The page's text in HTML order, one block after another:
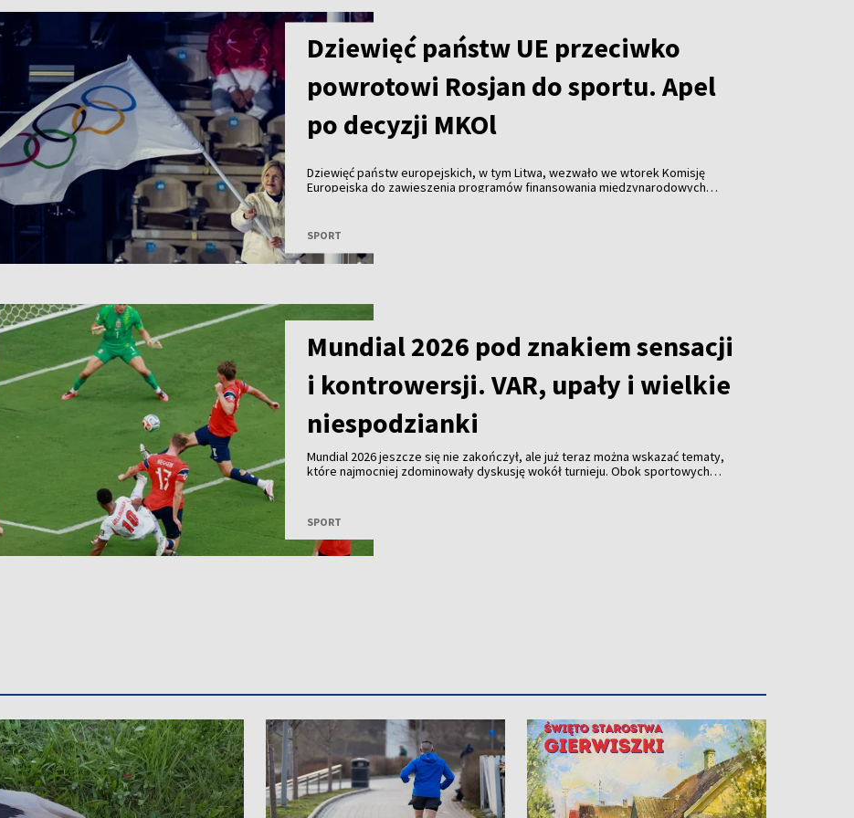
Dziewięć państw UE przeciwko
powrotowi Rosjan do sportu. Apel
po decyzji MKOl
Dziewięć państw europejskich, w tym Litwa, wezwało we wtorek Komisję
Europejską do zawieszenia programów finansowania międzynarodowych
SPORT
Mundial 2026 pod znakiem sensacji
i kontrowersji. VAR, upały i wielkie
niespodzianki
Mundial 2026 jeszcze się nie zakończył, ale już teraz można wskazać tematy,
które najmocniej zdominowały dyskusję wokół turnieju. Obok sportowych
bohaterach tej edycji.
SPORT